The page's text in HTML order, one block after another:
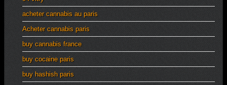
acheter cannabis au paris
Acheter cannabis paris
buy cannabis france
buy cocaine paris
buy hashish paris